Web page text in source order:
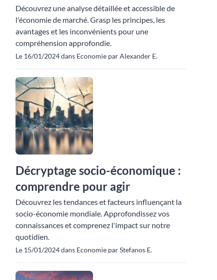
Découvrez une analyse détaillée et accessible de
l'économie de marché. Grasp les principes, les
avantages et les inconvénients pour une
compréhension approfondie.
Le 16/01/2024 dans Economie par Alexander E.
Décryptage socio-économique :
comprendre pour agir
Découvrez les tendances et facteurs influençant la
socio-économie mondiale. Approfondissez vos
connaissances et comprenez l'impact sur notre
quotidien.
Le 15/01/2024 dans Economie par Stefanos E.